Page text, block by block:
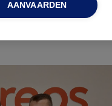
AANVAARDEN